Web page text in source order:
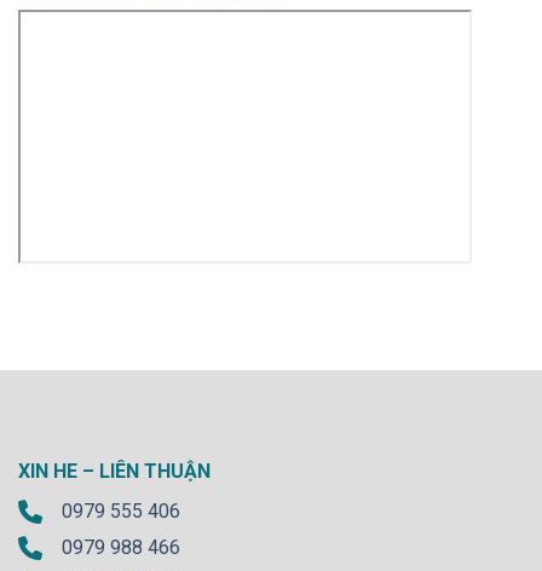
XIN HE – LIÊN THUẬN
0979 555 406
0979 988 466